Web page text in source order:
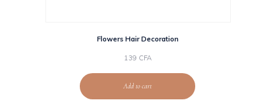
Flowers Hair Decoration
139 CFA
Add to cart